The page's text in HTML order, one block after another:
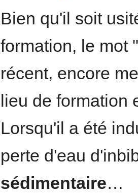
Bien qu'il soit
formation, le mot
récent, encore
lieu de formation
Lorsqu'il a été
perte d'eau
sédimentaire…